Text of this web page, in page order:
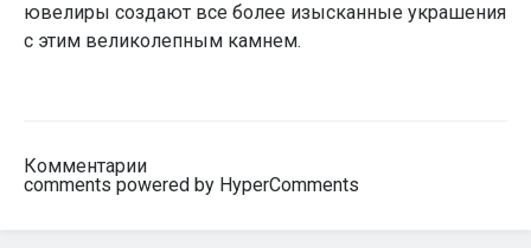
ювелиры создают все более изысканные украшения
с этим великолепным камнем.
Комментарии
comments powered by HyperComments